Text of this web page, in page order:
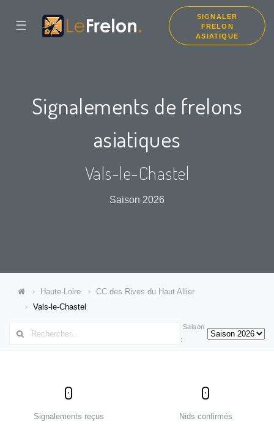
☰
SIGNALER
FRELON
ASIATIQUE
Signalements de frelons
asiatiques
Vals-le-Chastel
Saison 2026
Haute-Loire
CC des Rives du Haut Allier
Vals-le-Chastel
Saison
:
0
Signalements reçus
0
Nids confirmés